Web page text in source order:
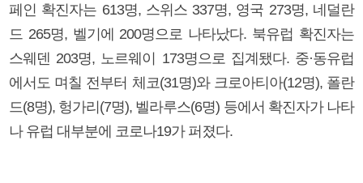
페인 확진자는 613명, 스위스 337명, 영국 273명, 네덜란
드 265명, 벨기에 200명으로 나타났다. 북유럽 확진자는
스웨덴 203명, 노르웨이 173명으로 집계됐다. 중·동유럽
에서도 며칠 전부터 체코(31명)와 크로아티아(12명), 폴란
드(8명), 헝가리(7명), 벨라루스(6명) 등에서 확진자가 나타
나 유럽 대부분에 코로나19가 퍼졌다.